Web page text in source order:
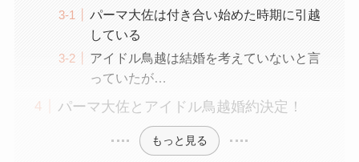
パーマ大佐は付き合い始めた時期に引越
している
アイドル鳥越は結婚を考えていないと言
っていたが…
パーマ大佐とアイドル鳥越婚約決定！
もっと見る